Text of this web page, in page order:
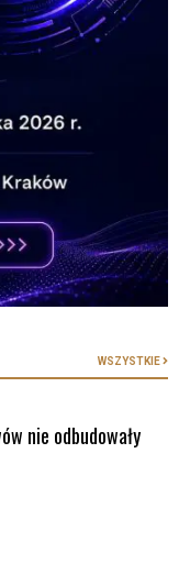
WSZYSTKIE
nie odbudowały